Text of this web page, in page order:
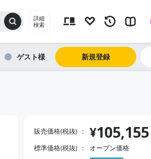
詳細
検索
ゲスト 新規登録
販売価格(税抜) ¥105,155
標準価格(税抜)
オープン価格